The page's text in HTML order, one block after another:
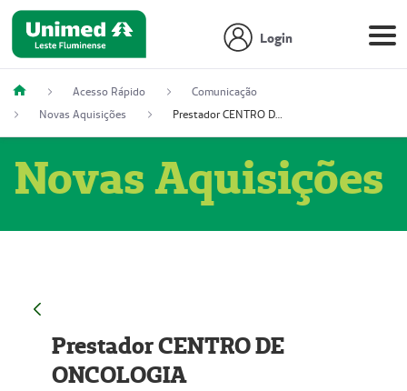
Login
Acesso Rápido
Comunicação
Novas Aquisições
Prestador CENTRO DE ONCOLOGIA
Novas Aquisições
Prestador CENTRO DE
ONCOLOGIA